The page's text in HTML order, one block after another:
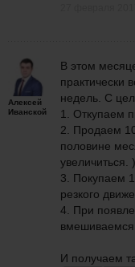
Алексей
Иванской
В этом
практически
недель. С
1. Откупаем
2. Продаем
половине
увеличиться. )
3. Покупаем
резкого
4. При
И получаем